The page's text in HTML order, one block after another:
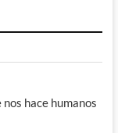
hace humanos